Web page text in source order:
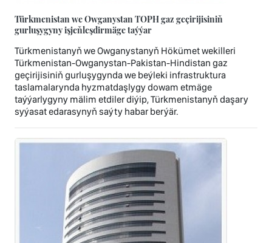
Türkmenistan we Owganystan TOPH gaz geçirijisiniň
gurluşygyny işjeňleşdirmäge taýýar
Türkmenistanyň we Owganystanyň Hökümet wekilleri
Türkmenistan-Owganystan-Pakistan-Hindistan gaz
geçirijisiniň gurluşygynda we beýleki infrastruktura
taslamalarynda hyzmatdaşlygy dowam etmäge
taýýarlygyny mälim etdiler diýip, Türkmenistanyň daşary
syýasat edarasynyň saýty habar berýär.